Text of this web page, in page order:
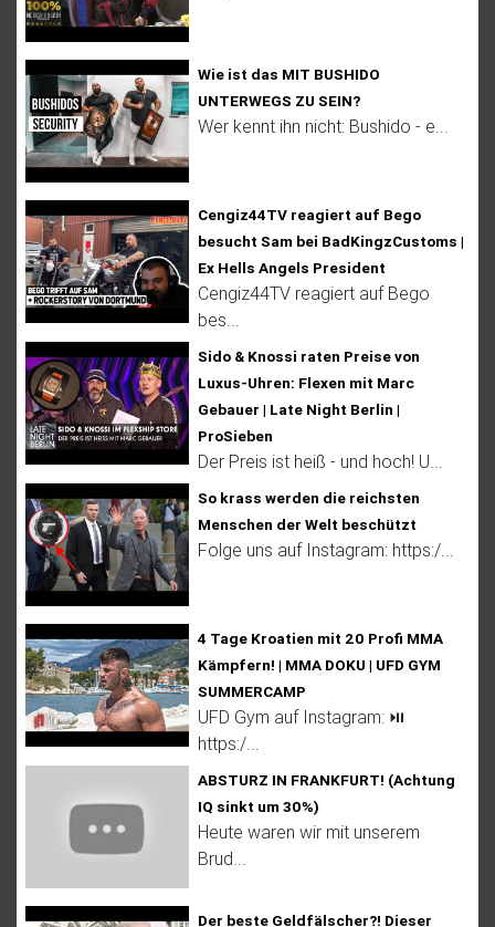
Wie ist das MIT BUSHIDO
UNTERWEGS ZU SEIN?
Wer kennt ihn nicht: Bushido - e...
Cengiz44TV reagiert auf Bego
besucht Sam bei BadKingzCustoms |
Ex Hells Angels President
Cengiz44TV reagiert auf Bego
bes...
Sido & Knossi raten Preise von
Luxus-Uhren: Flexen mit Marc
Gebauer | Late Night Berlin |
ProSieben
Der Preis ist heiß - und hoch! U...
So krass werden die reichsten
Menschen der Welt beschützt
Folge uns auf Instagram: https:/...
4 Tage Kroatien mit 20 Profi MMA
Kämpfern! | MMA DOKU | UFD GYM
SUMMERCAMP
UFD Gym auf Instagram: ⏯
https:/...
ABSTURZ IN FRANKFURT! (Achtung
IQ sinkt um 30%)
Heute waren wir mit unserem
Brud...
Der beste Geldfälscher?! Dieser